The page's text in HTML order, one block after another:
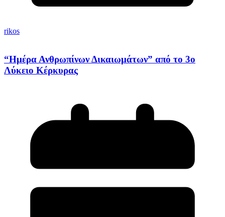
rikos
“Ημέρα Ανθρωπίνων Δικαιωμάτων” από το 3ο
Λύκειο Κέρκυρας